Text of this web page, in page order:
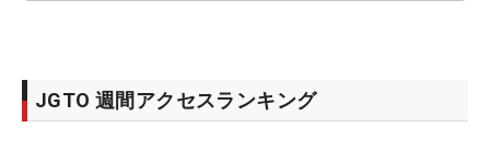
JGTO 週間アクセスランキング